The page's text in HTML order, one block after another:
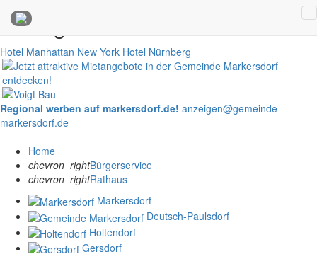
Anzeigen
Hotel Manhattan New York Hotel Nürnberg
Regional werben auf markersdorf.de! anzeigen@gemeinde-
markersdorf.de
Home
chevron_rightBürgerservice
chevron_rightRathaus
Markersdorf
Deutsch-Paulsdorf
Holtendorf
Gersdorf